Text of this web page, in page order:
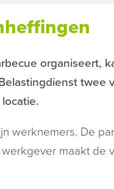
organiseert,
twee
werknemers. De
maakt de